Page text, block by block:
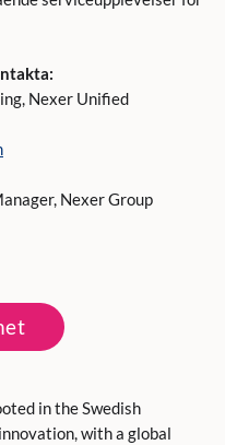
Nexer Unified
Nexer Group
in the Swedish
with a global